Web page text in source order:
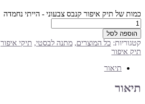
כמות של תיק איפור קנבס צבעוני - הייתי נחמדה
הוספה לסל
קטגוריות: כל המוצרים, מתנה לבסטי, תיקי איפור
תיק איפור
תיאור
תיאור